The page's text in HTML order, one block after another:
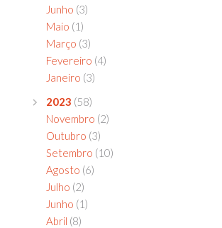
Junho (3)
Maio (1)
Março (3)
Fevereiro (4)
Janeiro (3)
2023 (58)
Novembro (2)
Outubro (3)
Setembro (10)
Agosto (6)
Julho (2)
Junho (1)
Abril (8)